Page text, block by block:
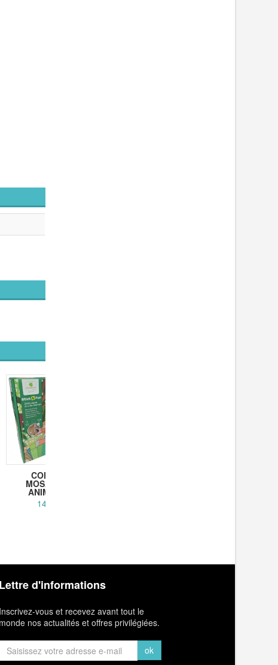
COFFRET
MOSAÏQUES
ANIMAUX...
14,90 €
Lettre d'informations
Inscrivez-vous et recevez avant tout le
monde nos actualités et offres privilégiées.
ok